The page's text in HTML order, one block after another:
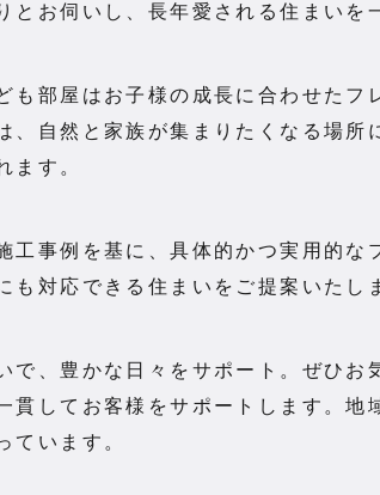
とお伺いし、長年愛される住まいを
も部屋はお子様の成長に合わせた
、自然と家族が集まりたくなる場
ます。
工事例を基に、具体的かつ実用的な
も対応できる住まいをご提案いたし
で、豊かな日々をサポート。ぜひ
貫してお客様をサポートします。
ています。